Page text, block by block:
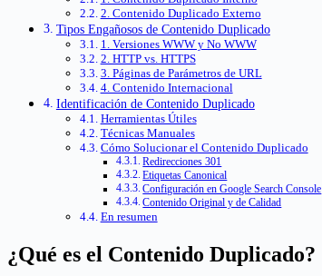
2. Contenido Duplicado Externo
Tipos Engañosos de Contenido Duplicado
1. Versiones WWW y No WWW
2. HTTP vs. HTTPS
3. Páginas de Parámetros de URL
4. Contenido Internacional
Identificación de Contenido Duplicado
Herramientas Útiles
Técnicas Manuales
Cómo Solucionar el Contenido Duplicado
Redirecciones 301
Etiquetas Canonical
Configuración en Google Search Console
Contenido Original y de Calidad
En resumen
¿Qué es el Contenido Duplicado?